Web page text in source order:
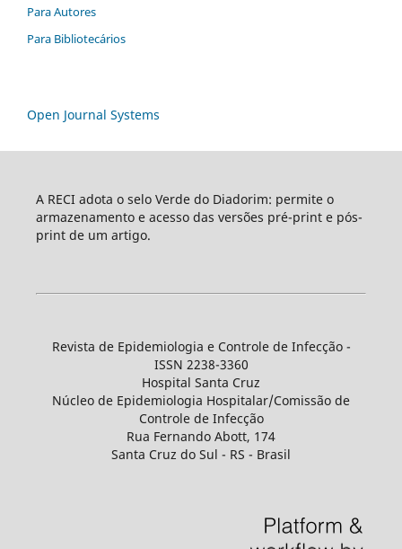
Para Autores
Para Bibliotecários
Open Journal Systems
A RECI adota o selo Verde do Diadorim: permite o
armazenamento e acesso das versões pré-print e pós-
print de um artigo.
Revista de Epidemiologia e Controle de Infecção -
ISSN 2238-3360
Hospital Santa Cruz
Núcleo de Epidemiologia Hospitalar/Comissão de
Controle de Infecção
Rua Fernando Abott, 174
Santa Cruz do Sul - RS - Brasil